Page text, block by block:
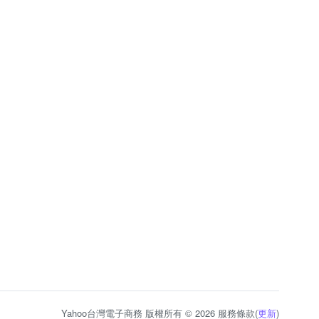
Yahoo台灣電子商務 版權所有 © 2026 服務條款(更新)